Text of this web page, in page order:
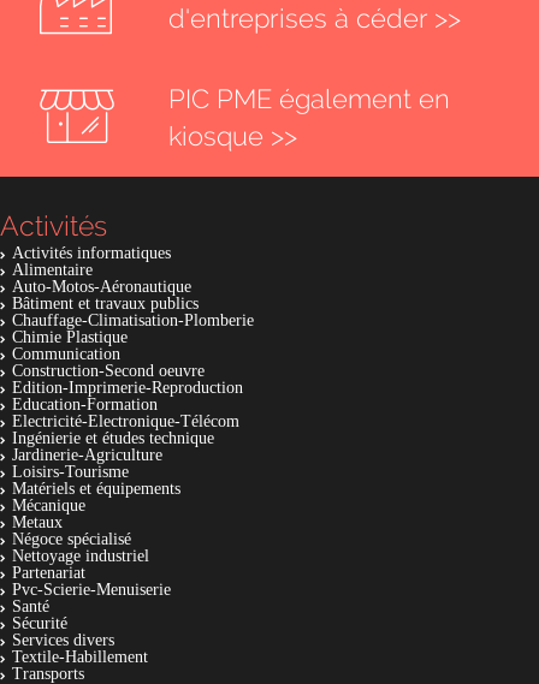
d'entreprises à céder >>
PIC PME également en
kiosque >>
Activités
Activités informatiques
Alimentaire
Auto-Motos-Aéronautique
Bâtiment et travaux publics
Chauffage-Climatisation-Plomberie
Chimie Plastique
Communication
Construction-Second oeuvre
Edition-Imprimerie-Reproduction
Education-Formation
Electricité-Electronique-Télécom
Ingénierie et études technique
Jardinerie-Agriculture
Loisirs-Tourisme
Matériels et équipements
Mécanique
Metaux
Négoce spécialisé
Nettoyage industriel
Partenariat
Pvc-Scierie-Menuiserie
Santé
Sécurité
Services divers
Textile-Habillement
Transports